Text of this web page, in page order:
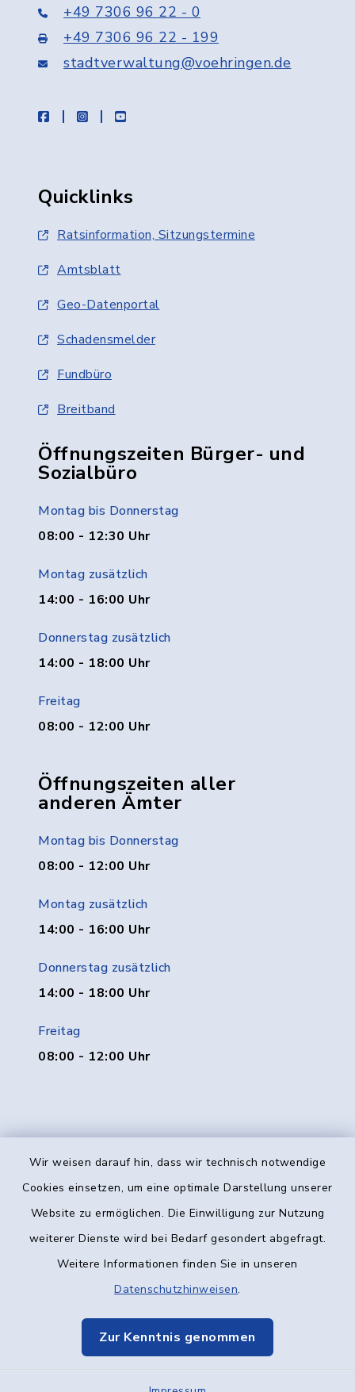
Wir weisen darauf hin, dass wir technisch notwendige
Cookies einsetzen, um eine optimale Darstellung unserer
Website zu ermöglichen. Die Einwilligung zur Nutzung
weiterer Dienste wird bei Bedarf gesondert abgefragt.
Weitere Informationen finden Sie in unseren
Datenschutzhinweisen.
Zur Kenntnis genommen
+49 7306 96 22 - 0
+49 7306 96 22 - 199
stadtverwaltung@voehringen.de
facebookinstagramyoutube
Quicklinks
Ratsinformation, Sitzungstermine
Amtsblatt
Geo-Datenportal
Schadensmelder
Fundbüro
Breitband
Öffnungszeiten Bürger- und
Sozialbüro
Montag bis Donnerstag
08:00 - 12:30 Uhr
Montag zusätzlich
14:00 - 16:00 Uhr
Donnerstag zusätzlich
14:00 - 18:00 Uhr
Freitag
08:00 - 12:00 Uhr
Öffnungszeiten aller
anderen Ämter
Montag bis Donnerstag
08:00 - 12:00 Uhr
Montag zusätzlich
14:00 - 16:00 Uhr
Donnerstag zusätzlich
14:00 - 18:00 Uhr
Freitag
08:00 - 12:00 Uhr
Kontakt
Datenschutz
Elektronische Kommunikation